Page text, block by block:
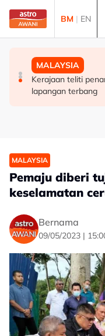
Skip to main content
BM | EN
MALAYSIA
88 Captains agih
pembangunan bakat
MALAYSIA
Tiga tahun
Program Media
MALAYSIA
Kerajaan teliti
lapangan terbang
MALAYSIA
Pemaju diberi
keselamatan
Bernama
09/05/2023 |